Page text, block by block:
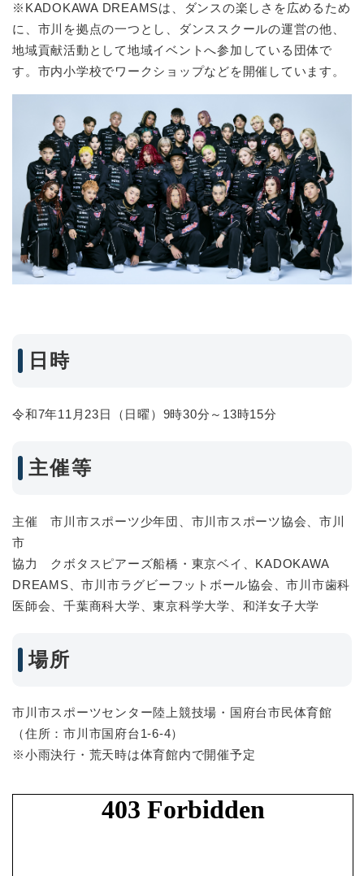
※KADOKAWA DREAMSは、ダンスの楽しさを広めるため
に、市川を拠点の一つとし、ダンススクールの運営の他、
地域貢献活動として地域イベントへ参加している団体で
す。市内小学校でワークショップなどを開催しています。
日時
令和7年11月23日（日曜）9時30分～13時15分
主催等
主催 市川市スポーツ少年団、市川市スポーツ協会、市川
市
協力 クボタスピアーズ船橋・東京ベイ、KADOKAWA
DREAMS、市川市ラグビーフットボール協会、市川市歯科
医師会、千葉商科大学、東京科学大学、和洋女子大学
場所
市川市スポーツセンター陸上競技場・国府台市民体育館
（住所：市川市国府台1-6-4）
※小雨決行・荒天時は体育館内で開催予定